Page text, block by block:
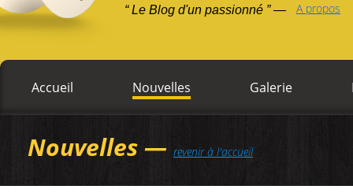
“ Le Blog d'un passionné ” — A propos
Accueil Nouvelles Galerie
Nouvelles — revenir à l'accueil